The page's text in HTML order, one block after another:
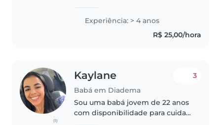
carinho o que eles precisarem ,
crianças se apegam muito..
Experiência: > 4 anos
R$ 25,00/hora
(1)
Kaylane
Babá em Diadema
3
Sou uma babá jovem de 22 anos
com disponibilidade para cuidar